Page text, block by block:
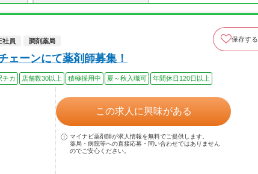
社員 調剤薬局 保存する
ェーンにて薬剤師募集！
チカ 店舗数30以上 積極採用中 夏～秋入職可 年間休日120日以上
この求人に興味がある
マイナビ薬剤師が求人情報を無料でご提供します。
薬局・病院等への直接応募・問い合わせではありません
のでご安心ください。